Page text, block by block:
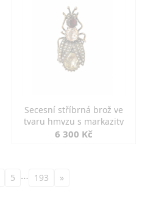
Secesní stříbrná brož ve
tvaru hmyzu s markazity
6 300 Kč
5 … 193 »